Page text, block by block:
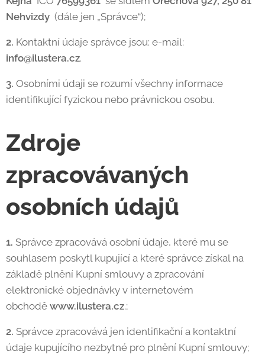
Nehvizdy (dále jen „Správce“);
2. Kontaktní údaje správce jsou: e-mail:
info@ilustera.cz.
3. Osobními údaji se rozumí všechny informace
identifikující fyzickou nebo právnickou osobu.
Zdroje
zpracovávaných
osobních údajů
1. Správce zpracovává osobní údaje, které mu se
souhlasem poskytl kupující a které správce získal na
základě plnění Kupní smlouvy a zpracování
elektronické objednávky v internetovém
obchodě www.ilustera.cz.;
2. Správce zpracovává jen identifikační a kontaktní
údaje kupujícího nezbytné pro plnění Kupní smlouvy;